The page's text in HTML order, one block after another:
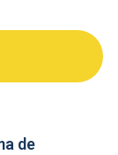
de